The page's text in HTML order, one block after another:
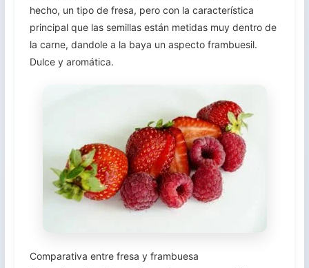
hecho, un tipo de fresa, pero con la característica
principal que las semillas están metidas muy dentro de
la carne, dandole a la baya un aspecto frambuesil.
Dulce y aromática.
Comparativa entre fresa y frambuesa